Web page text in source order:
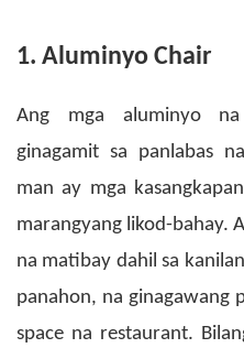
1. Aluminyo Chair
Ang mga aluminyo
ginagamit sa panlabas
man ay mga
marangyang likod-bahay.
na matibay dahil sa
panahon, na ginagawang
space na restaurant.